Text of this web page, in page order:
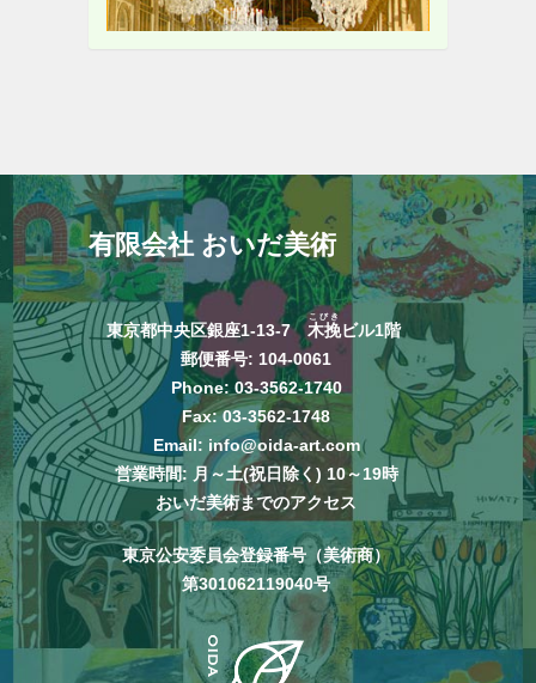
有限会社 おいだ美術
東京都中央区銀座1-13-7木挽
こびき
ビル1階
郵便番号: 104-0061
Phone: 03-3562-1740
Fax: 03-3562-1748
Email: info@oida-art.com
営業時間: 月～土(祝日除く) 10～19時
おいだ美術までのアクセス
東京公安委員会登録番号（美術商）
第301062119040号